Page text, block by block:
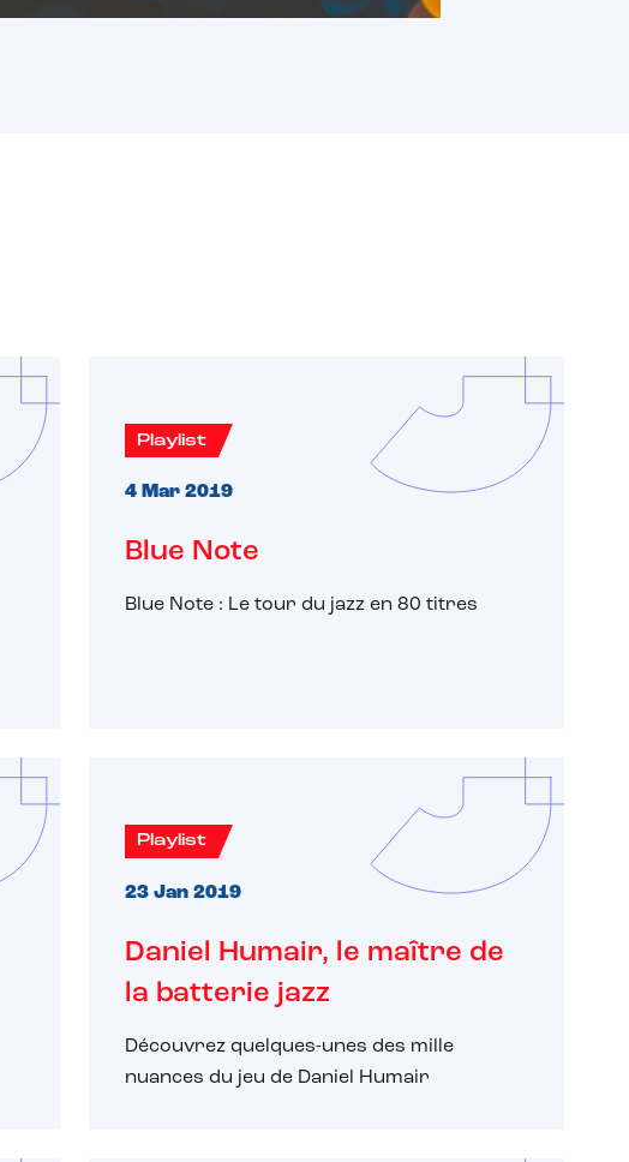
Playlist
4 Mar 2019
Blue Note
Blue Note : Le tour du jazz en 80 titres
Playlist
23 Jan 2019
Daniel Humair, le maître de
la batterie jazz
Découvrez quelques-unes des mille
nuances du jeu de Daniel Humair